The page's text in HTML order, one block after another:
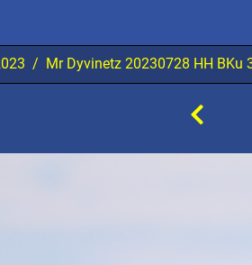
Mr Dyvinetz 20230728 HH BKu